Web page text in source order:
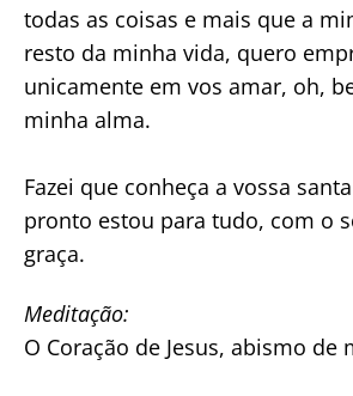
todas as coisas e mais que a
resto da minha vida, quero
unicamente em vos amar, oh,
minha alma.
Fazei que conheça a vossa
pronto estou para tudo, com o
graça.
Meditação:
O Coração de Jesus, abismo de